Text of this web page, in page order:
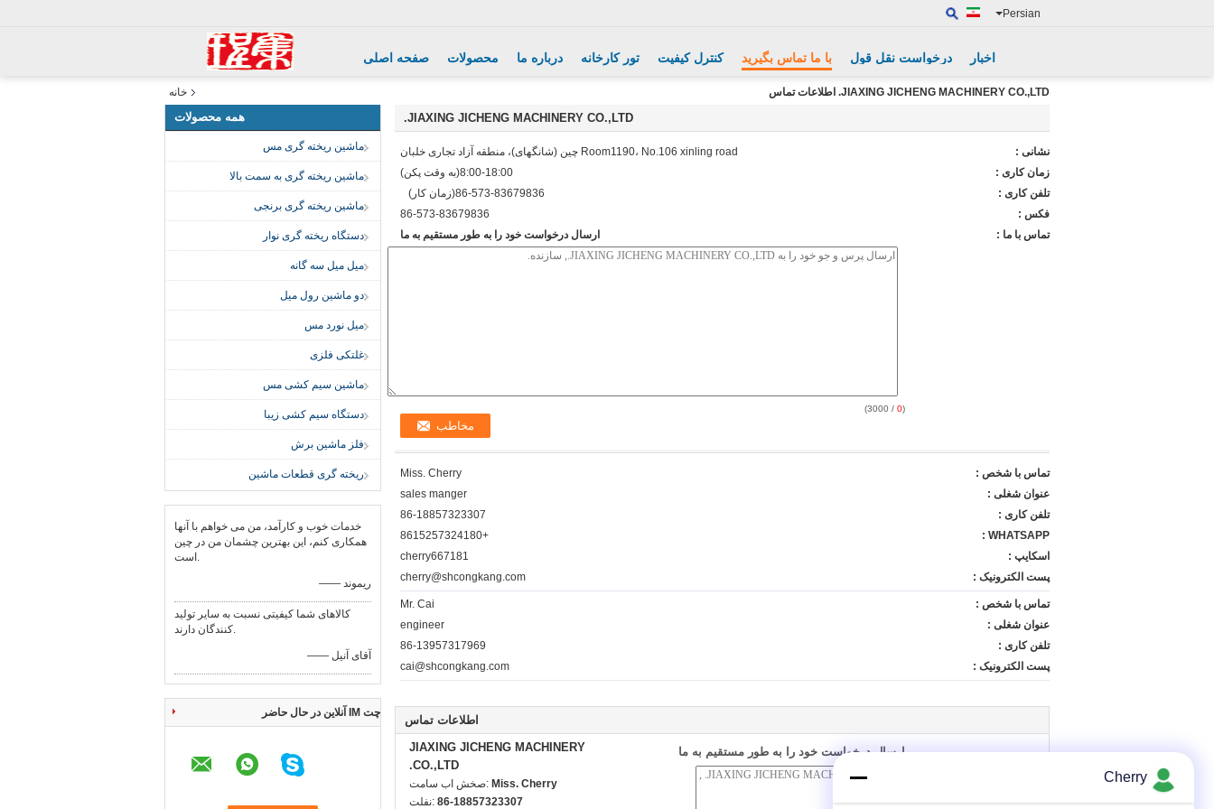
Persian
صفحه اصلی محصولات درباره ما تور کارخانه کنترل کیفیت با ما تماس بگیرید درخواست نقل قول اخبار
خانه JIAXING JICHENG MACHINERY CO.,LTD. اطلاعات تماس
همه محصولات
ماشین ریخته گری مس
ماشین ریخته گری به سمت بالا
ماشین ریخته گری برنجی
دستگاه ریخته گری نوار
میل میل سه گانه
دو ماشین رول میل
میل نورد مس
غلتکی فلزی
ماشین سیم کشی مس
دستگاه سیم کشی زیبا
فلز ماشین برش
ریخته گری قطعات ماشین
خدمات خوب و کارآمد، من می خواهم با آنها
همکاری کنم، این بهترین چشمان من در چین
است.
—— ریموند
کالاهای شما کیفیتی نسبت به سایر تولید
کنندگان دارند.
—— آقای آنیل
چت IM آنلاین در حال حاضر
JIAXING JICHENG MACHINERY CO.,LTD.
نشانی :
Room1190، No.106 xinling road چین (شانگهای)، منطقه آزاد تجاری خلبان
زمان کاری :
8:00-18:00(به وقت پکن)
تلفن کاری :
86-573-83679836(زمان کار)
فکس :
86-573-83679836
تماس با ما :
ارسال درخواست خود را به طور مستقیم به ما
(
0
/ 3000)
تماس با شخص :
Miss. Cherry
عنوان شغلی :
sales manger
تلفن کاری :
86-18857323307
WHATSAPP :
+8615257324180
اسکایپ :
cherry667181
پست الکترونیک :
cherry@shcongkang.com
تماس با شخص :
Mr. Cai
عنوان شغلی :
engineer
تلفن کاری :
86-13957317969
پست الکترونیک :
cai@shcongkang.com
اطلاعات تماس
JIAXING JICHENG MACHINERY
CO.,LTD.
تماس با شخص: Miss. Cherry
تلفن: 86-18857323307
ارسال درخواست خود را به طور مستقیم به ما
Cherry